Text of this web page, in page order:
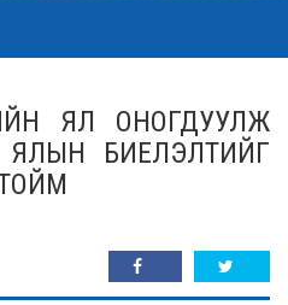
ЯЛ ОНОГДУУЛЖ
БИЕЛЭЛТИЙГ